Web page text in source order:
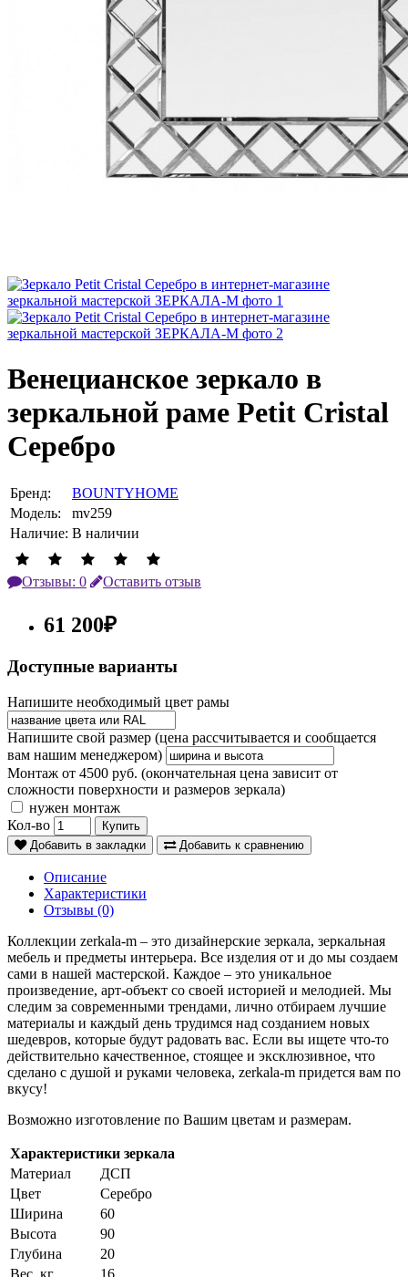
Венецианское зеркало в
зеркальной раме Petit Cristal
Серебро
Бренд:
BOUNTYHOME
Модель:
mv259
Наличие: В наличии
Отзывы: 0 Оставить отзыв
61 200₽
Доступные варианты
Напишите необходимый цвет рамы
Напишите свой размер (цена рассчитывается и сообщается
вам нашим менеджером)
Монтаж от 4500 руб. (окончательная цена зависит от
сложности поверхности и размеров зеркала)
нужен монтаж
Кол-во
Купить
Добавить в закладки
Добавить к сравнению
Описание
Характеристики
Отзывы (0)
Коллекции zerkala-m – это дизайнерские зеркала, зеркальная
мебель и предметы интерьера. Все изделия от и до мы создаем
сами в нашей мастерской. Каждое – это уникальное
произведение, арт-объект со своей историей и мелодией. Мы
следим за современными трендами, лично отбираем лучшие
материалы и каждый день трудимся над созданием новых
шедевров, которые будут радовать вас. Если вы ищете что-то
действительно качественное, стоящее и эксклюзивное, что
сделано с душой и руками человека, zerkala-m придется вам по
вкусу!
Возможно изготовление по Вашим цветам и размерам.
Характеристики зеркала
Материал
ДСП
Цвет
Серебро
Ширина
60
Высота
90
Глубина
20
Вес, кг
16